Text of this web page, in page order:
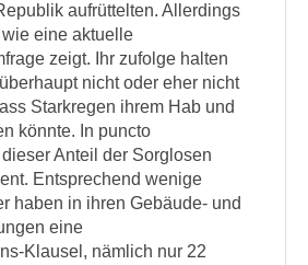
aufrüttelten. Allerdings
eine aktuelle
zeigt. Ihr zufolge halten
nicht oder eher nicht
Starkregen ihrem Hab und
könnte. In puncto
Anteil der Sorglosen
Entsprechend wenige
haben in ihren Gebäude- und
eine
Klausel, nämlich nur 22